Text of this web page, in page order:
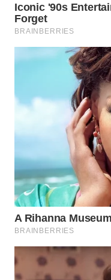
WN
NATUNA
LIKUPANG
WN
LABUANBAJO
BORNEO